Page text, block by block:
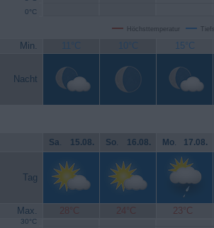
Höchsttemperatur
0°C
Min. 11°C 10°C 15°C
Nacht
Sa. 15.08. So. 16.08. Mo. 17.08.
Tag
Max. 28°C 24°C 23°C
30°C